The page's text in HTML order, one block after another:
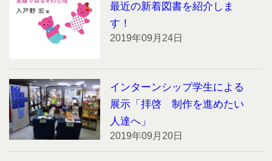
最近の新着図書を紹介しま
す！
2019年09月24日
インターンシップ学生による
展示「拝啓 制作を進めたい
人達へ」
2019年09月20日